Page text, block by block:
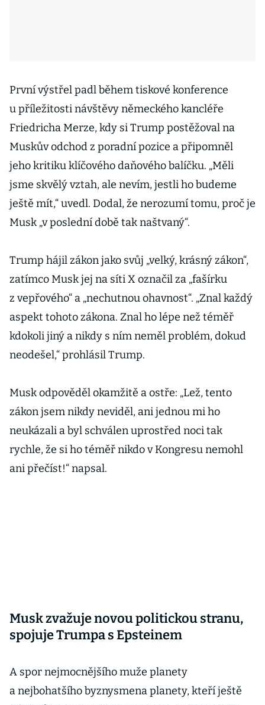
První výstřel padl během tiskové konference
u příležitosti návštěvy německého kancléře
Friedricha Merze, kdy si Trump postěžoval na
Muskův odchod z poradní pozice a připomněl
jeho kritiku klíčového daňového balíčku. „Měli
jsme skvělý vztah, ale nevím, jestli ho budeme
ještě mít,“ uvedl. Dodal, že nerozumí tomu, proč je
Musk „v poslední době tak naštvaný“.
Trump hájil zákon jako svůj „velký, krásný zákon“,
zatímco Musk jej na síti X označil za „fašírku
z vepřového“ a „nechutnou ohavnost“. „Znal každý
aspekt tohoto zákona. Znal ho lépe než téměř
kdokoli jiný a nikdy s ním neměl problém, dokud
neodešel,“ prohlásil Trump.
Musk odpověděl okamžitě a ostře: „Lež, tento
zákon jsem nikdy neviděl, ani jednou mi ho
neukázali a byl schválen uprostřed noci tak
rychle, že si ho téměř nikdo v Kongresu nemohl
ani přečíst!“ napsal.
Musk zvažuje novou politickou stranu,
spojuje Trumpa s Epsteinem
A spor nejmocnějšího muže planety
a nejbohatšího byznysmena planety, kteří ještě